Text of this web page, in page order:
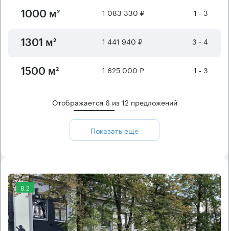
1000 м² 1 083 330 ₽ 1 - 3
1301 м² 1 441 940 ₽ 3 - 4
1500 м² 1 625 000 ₽ 1 - 3
Отображается 6 из12 предложений
Показать ещё
8.2